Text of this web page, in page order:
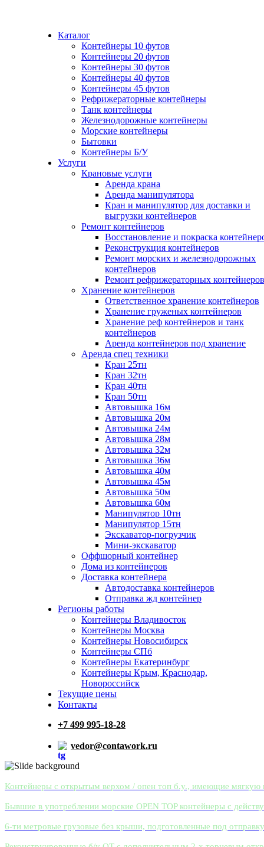
Каталог
Контейнеры 10 футов
Контейнеры 20 футов
Контейнеры 30 футов
Контейнеры 40 футов
Контейнеры 45 футов
Рефрижераторные контейнеры
Танк контейнеры
Железнодорожные контейнеры
Морские контейнеры
Бытовки
Контейнеры Б/У
Услуги
Крановые услуги
Аренда крана
Аренда манипулятора
Кран и манипулятор для доставки и
выгрузки контейнеров
Ремонт контейнеров
Восстановление и покраска
Реконструкция контейнеров
Ремонт морских и железнодорожных
контейнеров
Ремонт рефрижераторных контейнеров
Хранение контейнеров
Ответственное хранение контейнеров
Хранение груженых контейнеров
Хранение реф контейнеров и танк
контейнеров
Аренда контейнеров под хранение
Аренда спец техники
Кран 25тн
Кран 32тн
Кран 40тн
Кран 50тн
Автовышка 16м
Автовышка 20м
Автовышка 24м
Автовышка 28м
Автовышка 32м
Автовышка 36м
Автовышка 40м
Автовышка 45м
Автовышка 50м
Автовышка 60м
Манипулятор 10тн
Манипулятор 15тн
Экскаватор-погрузчик
Мини-экскаватор
Оффшорный контейнер
Дома из контейнеров
Доставка контейнера
Автодоставка контейнеров
Отправка жд контейнер
Регионы работы
Контейнеры Владивосток
Контейнеры Москва
Контейнеры Новосибирск
Контейнеры СПб
Контейнеры Екатеринбург
Контейнеры Крым, Краснодар,
Новороссийск
Текущие цены
Контакты
+7 499 995-18-28
vedor@contawork.ru
Контейнеры с открытым верхом / опен топ б.у., имеющие мягкую
Бывшие в употреблении морские OPEN TOP контейнеры с
6-ти метровые грузовые без крыши, подготовленные под